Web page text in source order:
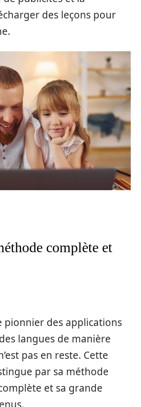
des leçons pour
complète et
pionnier des applications
langues de manière
pas en reste. Cette
par sa méthode
et sa grande